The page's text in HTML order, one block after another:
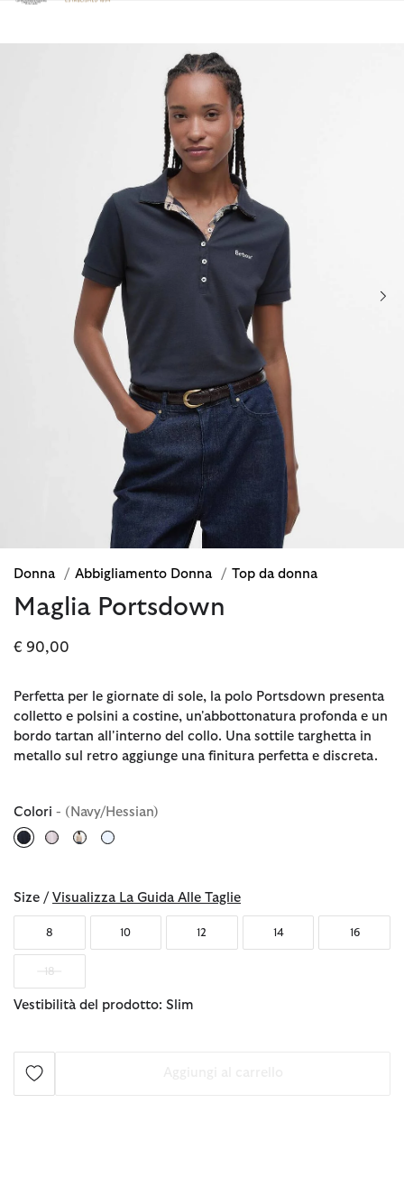
Clicca per visualizzare la nostra Dichiarazione di Accessibilità
Donna / Abbigliamento Donna / Top da donna
Maglia Portsdown
€ 90,00
Perfetta per le giornate di sole, la polo Portsdown presenta
colletto e polsini a costine, un'abbottonatura profonda e un
bordo tartan all'interno del collo. Una sottile targhetta in
metallo sul retro aggiunge una finitura perfetta e discreta.
Colori - (Navy/Hessian)
Size / Visualizza La Guida Alle Taglie
8 10 12 14 16
18
Vestibilità del prodotto: Slim